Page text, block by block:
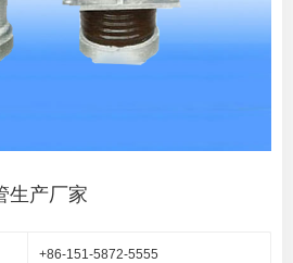
生产厂家
+86-151-5872-5555